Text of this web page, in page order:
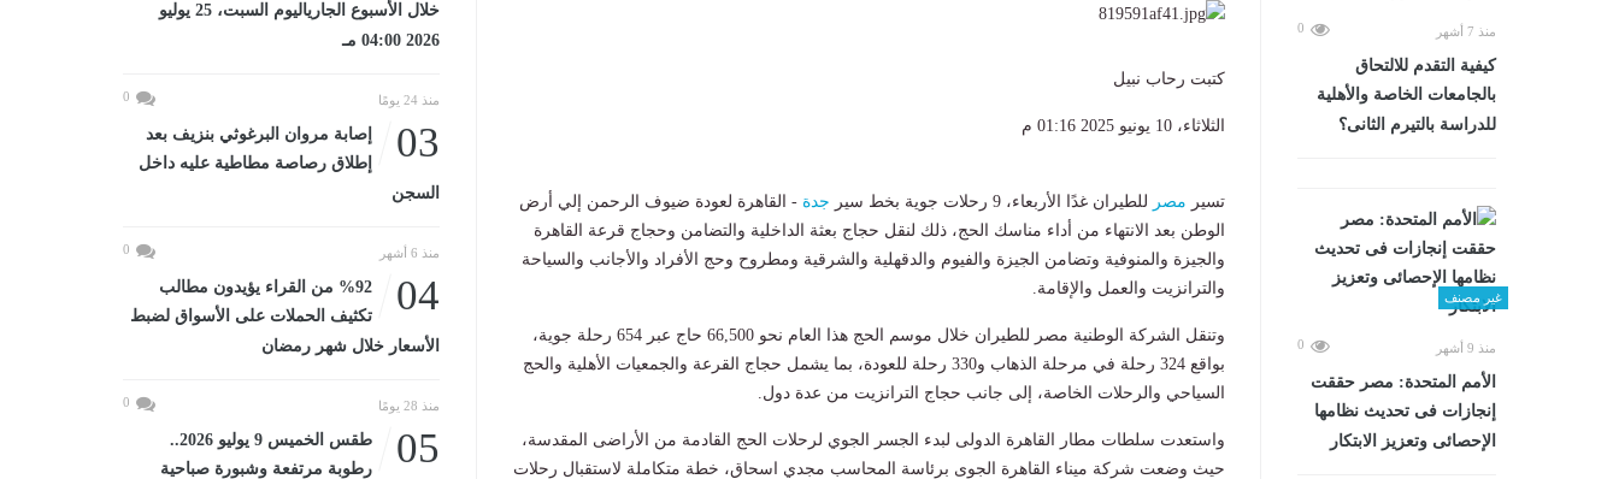
منذ 7 أشهر 0
كيفية التقدم للالتحاق
بالجامعات الخاصة والأهلية
للدراسة بالتيرم الثانى؟
غير مصنف
منذ 9 أشهر 0
الأمم المتحدة: مصر حققت
إنجازات فى تحديث نظامها
الإحصائى وتعزيز الابتكار
كتبت رحاب نبيل
الثلاثاء، 10 يونيو 2025 01:16 م
تسير مصر للطيران غدًا الأربعاء، 9 رحلات جوية بخط سير جدة - القاهرة لعودة ضيوف الرحمن إلي أرض
الوطن بعد الانتهاء من أداء مناسك الحج، ذلك لنقل حجاج بعثة الداخلية والتضامن وحجاج قرعة القاهرة
والجيزة والمنوفية وتضامن الجيزة والفيوم والدقهلية والشرقية ومطروح وحج الأفراد والأجانب والسياحة
والترانزيت والعمل والإقامة.
وتنقل الشركة الوطنية مصر للطيران خلال موسم الحج هذا العام نحو 66,500 حاج عبر 654 رحلة جوية،
بواقع 324 رحلة في مرحلة الذهاب و330 رحلة للعودة، بما يشمل حجاج القرعة والجمعيات الأهلية والحج
السياحي والرحلات الخاصة، إلى جانب حجاج الترانزيت من عدة دول.
واستعدت سلطات مطار القاهرة الدولى لبدء الجسر الجوي لرحلات الحج القادمة من الأراضى المقدسة،
حيث وضعت شركة ميناء القاهرة الجوى برئاسة المحاسب مجدي اسحاق، خطة متكاملة لاستقبال رحلات
خلال الأسبوع الجارياليوم السبت، 25 يوليو
2026 04:00 مـ
منذ 24 يومًا 0
03
إصابة مروان البرغوثي بنزيف بعد
إطلاق رصاصة مطاطية عليه داخل
السجن
منذ 6 أشهر 0
04
%92 من القراء يؤيدون مطالب
تكثيف الحملات على الأسواق لضبط
الأسعار خلال شهر رمضان
منذ 28 يومًا 0
05
طقس الخميس 9 يوليو 2026..
رطوبة مرتفعة وشبورة صباحية